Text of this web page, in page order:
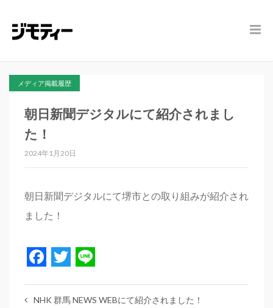
メディア掲載履歴
朝日新聞デジタルにて紹介されまし
た！
2024年1月20日
朝日新聞デジタルにて堺市との取り組みが紹介され
ました！
Facebook
Twitter
NHK 群馬 NEWS WEBにて紹介されました！